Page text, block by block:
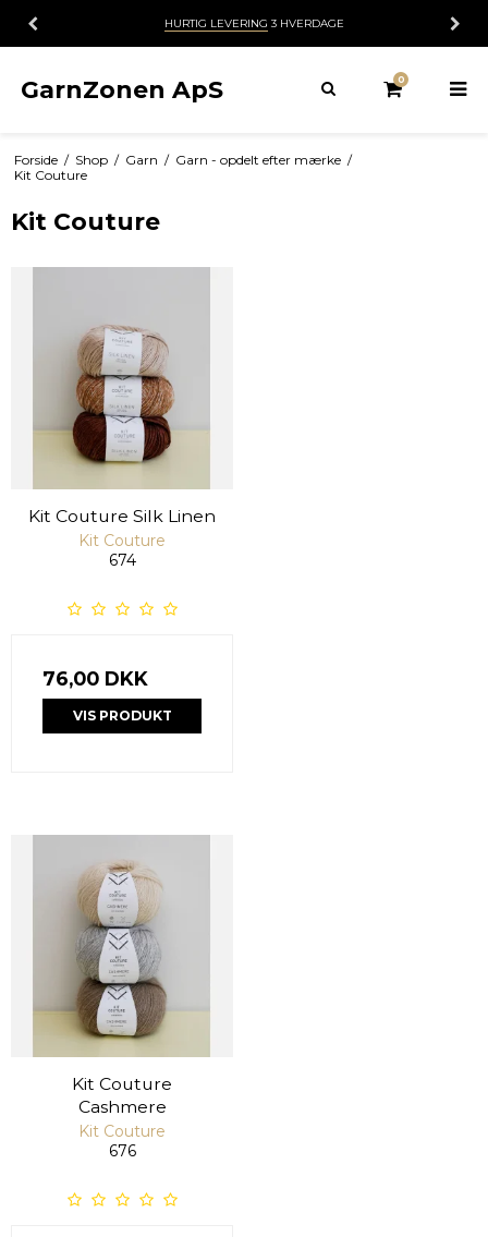
HURTIG LEVERING 3 HVERDAGE
GarnZonen ApS 0
Forside / Shop / Garn / Garn - opdelt efter mærke /
Kit Couture
Kit Couture
Kit Couture Silk Linen
Kit Couture
674
76,00 DKK
VIS PRODUKT
Kit Couture
Cashmere
Kit Couture
676